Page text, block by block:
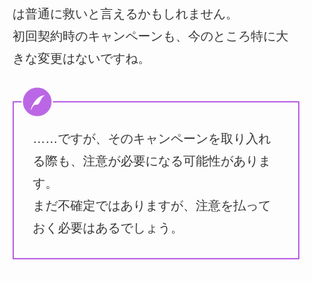
は普通に救いと言えるかもしれません。
初回契約時のキャンペーンも、今のところ特に大
きな変更はないですね。
……ですが、そのキャンペーンを取り入れ
る際も、注意が必要になる可能性がありま
す。
まだ不確定ではありますが、注意を払って
おく必要はあるでしょう。